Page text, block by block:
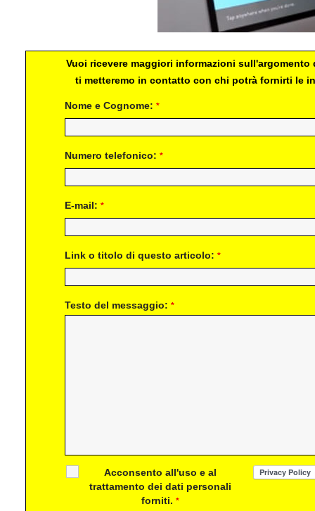
Vuoi ricevere maggiori informazioni
ti metteremo in contatto con chi potrà fornirti le
Nome e Cognome: *
Numero telefonico: *
E-mail: *
Link o titolo di questo articolo: *
Testo del messaggio: *
Acconsento all'uso e al
trattamento dei dati personali
forniti.*